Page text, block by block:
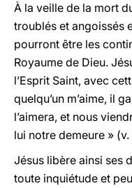
À la veille de la mort
troublés et angoissés
pourront être les
Royaume de Dieu.
l’Esprit Saint, avec
quelqu’un m’aime, il
l’aimera, et nous
lui notre demeure »
Jésus libère ainsi ses
toute inquiétude et